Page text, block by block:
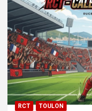
RCT TOULON